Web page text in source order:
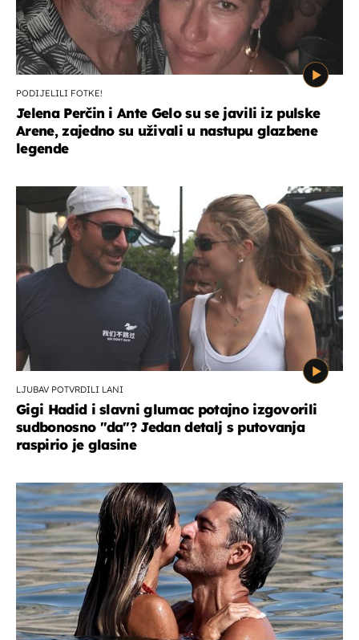
PODIJELILI FOTKE!
Jelena Perčin i Ante Gelo su se javili iz pulske
Arene, zajedno su uživali u nastupu glazbene
legende
LJUBAV POTVRDILI LANI
Gigi Hadid i slavni glumac potajno izgovorili
sudbonosno "da"? Jedan detalj s putovanja
raspirio je glasine